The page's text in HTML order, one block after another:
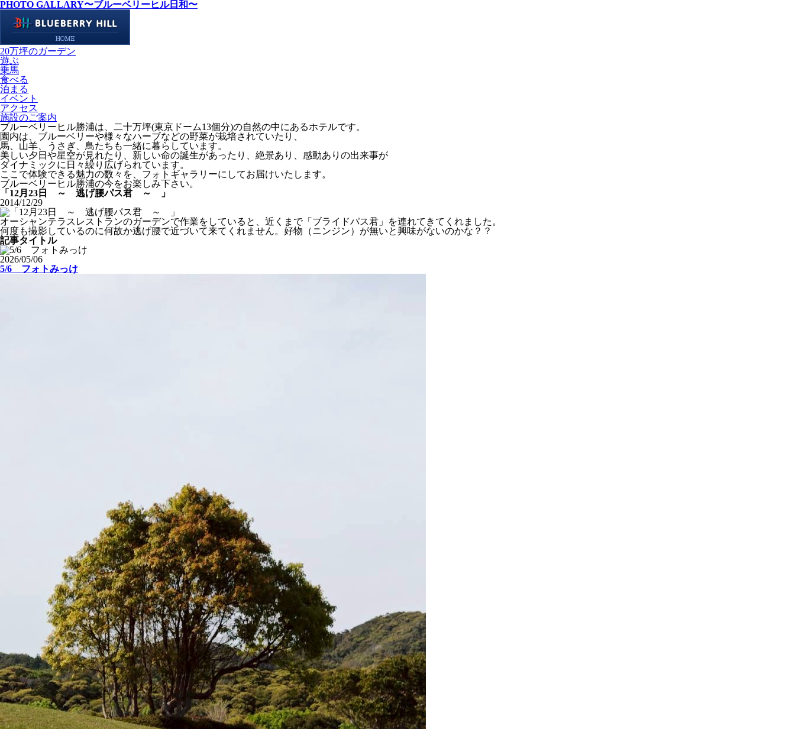
PHOTO GALLARY〜ブルーベリーヒル日和〜
20万坪のガーデン
遊ぶ
乗馬
食べる
泊まる
イベント
アクセス
施設のご案内
ブルーベリーヒル勝浦は、二十万坪(東京ドーム13個分)の自然の中にあるホテルです。
園内は、ブルーベリーや様々なハーブなどの野菜が栽培されていたり、
馬、山羊、うさぎ、鳥たちも一緒に暮らしています。
美しい夕日や星空が見れたり、新しい命の誕生があったり、絶景あり、感動ありの出来事が
ダイナミックに日々繰り広げられています。
ここで体験できる魅力の数々を、フォトギャラリーにしてお届けいたします。
ブルーベリーヒル勝浦の今をお楽しみ下さい。
「12月23日 ～ 逃げ腰パス君 ～ 」
2014/12/29
オーシャンテラスレストランのガーデンで作業をしていると、近くまで「ブライドパス君」を連れてきてくれました。
何度も撮影しているのに何故か逃げ腰で近づいて来てくれません。好物（ニンジン）が無いと興味がないのかな？？
記事タイトル
2026/05/06
5/6 フォトみっけ